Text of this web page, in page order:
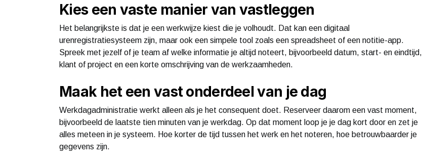
Kies een vaste manier van vastleggen
Het belangrijkste is dat je een werkwijze kiest die je volhoudt. Dat kan een digitaal
urenregistratiesysteem zijn, maar ook een simpele tool zoals een spreadsheet of een notitie-app.
Spreek met jezelf of je team af welke informatie je altijd noteert, bijvoorbeeld datum, start- en eindtijd,
klant of project en een korte omschrijving van de werkzaamheden.
Maak het een vast onderdeel van je dag
Werkdagadministratie werkt alleen als je het consequent doet. Reserveer daarom een vast moment,
bijvoorbeeld de laatste tien minuten van je werkdag. Op dat moment loop je je dag kort door en zet je
alles meteen in je systeem. Hoe korter de tijd tussen het werk en het noteren, hoe betrouwbaarder je
gegevens zijn.